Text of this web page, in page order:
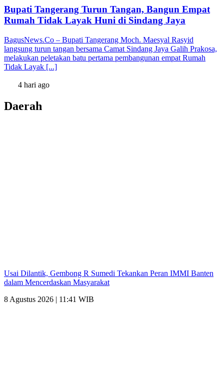
Bupati Tangerang Turun Tangan, Bangun Empat
Rumah Tidak Layak Huni di Sindang Jaya
BagusNews.Co – Bupati Tangerang Moch. Maesyal Rasyid
langsung turun tangan bersama Camat Sindang Jaya Galih Prakosa,
melakukan peletakan batu pertama pembangunan empat Rumah
Tidak Layak [...]
4 hari ago
Daerah
Usai Dilantik, Gembong R Sumedi Tekankan Peran IMMI Banten
dalam Mencerdaskan Masyarakat
8 Agustus 2026 | 11:41 WIB